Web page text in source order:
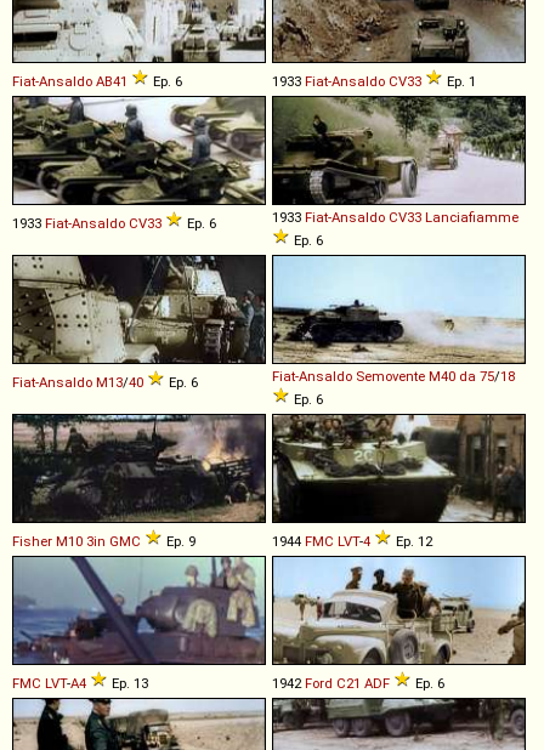
Fiat-Ansaldo AB41 Ep. 6 1933 Fiat-Ansaldo CV33 Ep. 1
1933 Fiat-Ansaldo CV33 Ep. 6 1933 Fiat-Ansaldo CV33 Lanciafiamme
Ep. 6
Fiat-Ansaldo M13/40 Ep. 6 Fiat-Ansaldo Semovente M40 da 75/18
Ep. 6
Fisher M10 3in GMC Ep. 9 1944 FMC LVT-4 Ep. 12
FMC LVT-A4 Ep. 13 1942Ford C21 ADF Ep. 6